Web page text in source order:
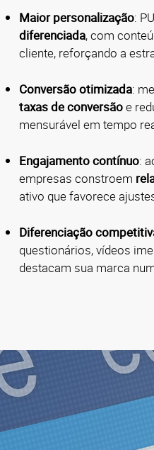
Maior personalização:
diferenciada, com
cliente, reforçando a
Conversão otimizada:
taxas de conversãoe
mensurável em tempo
Engajamento contínuo:
empresas constroem
ativo que favorece
Diferenciação
questionários, vídeos
destacam sua marca